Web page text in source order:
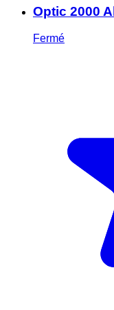
Optic 2000
Fermé